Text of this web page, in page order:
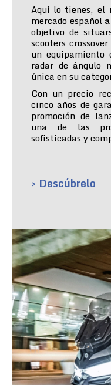
Aquí lo tienes, el
mercado español
objetivo de
scooters
un
radar de ángulo
única en su
Con un precio
cinco años de
promoción de
una de las
sofisticadas y
> Descúbrelo